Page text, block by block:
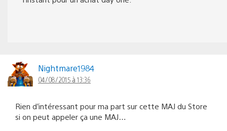
Nightmare1984
04/08/2015 à 13:36
Rien d’intéressant pour ma part sur cette MAJ du Store
si on peut appeler ça une MAJ…